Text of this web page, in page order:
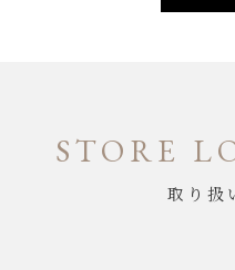
STORE
取り扱